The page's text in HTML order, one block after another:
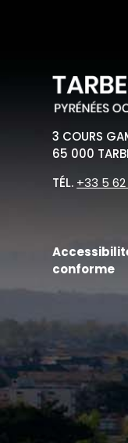
3 COURS
65 000
TÉL. +33 5 62
conforme